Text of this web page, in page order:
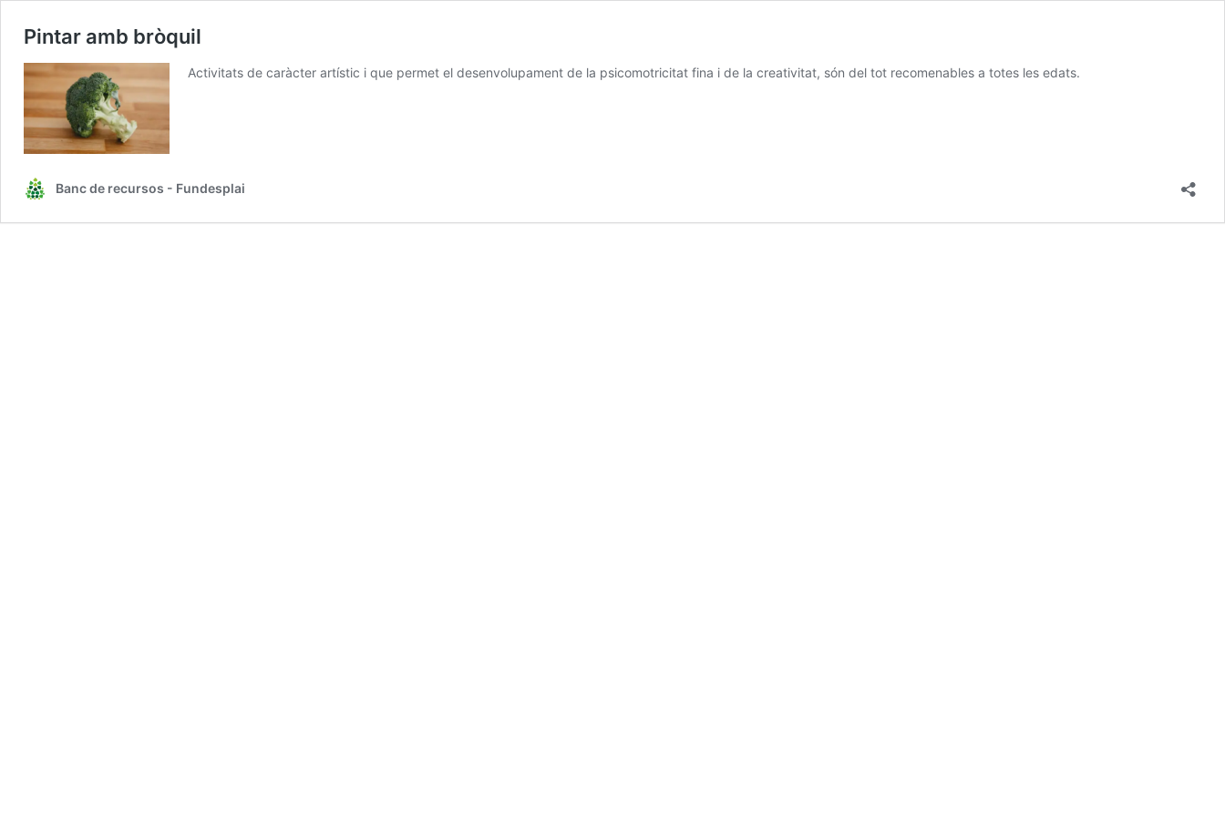
Pintar amb bròquil
Activitats de caràcter artístic i que permet el desenvolupament de la psicomotricitat fina i de la creativitat, són del tot recomenables a totes les edats.
Banc de recursos - Fundesplai